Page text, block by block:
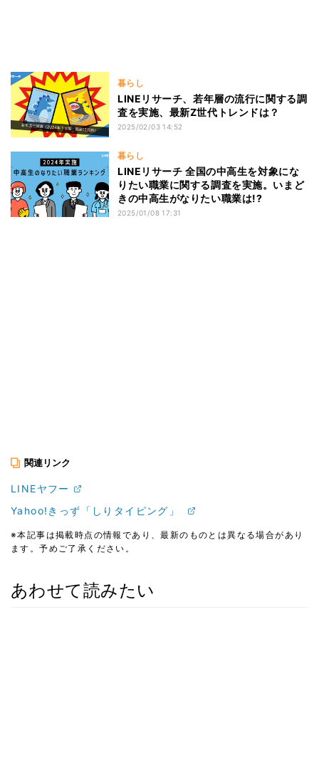
暮らし
LINEリサーチ、若年層の流行に関する調
査を実施、最新Z世代トレンドは？
2025/02/03 14:52
暮らし
LINEリサーチ 全国の中高生を対象にな
りたい職業に関する調査を実施。いまど
きの中高生がなりたい職業は!?
2025/01/08 17:31
関連リンク
LINEヤフー
Yahoo!きっず「しりタイピング」
※本記事は掲載時点の情報であり、最新のものとは異なる場合があり
ます。予めご了承ください。
あわせて読みたい